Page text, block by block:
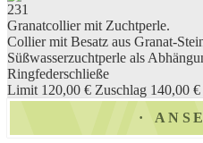
231
Granatcollier mit Zuchtperle.
Collier mit Besatz aus Granat-
Süßwasserzuchtperle als
Ringfederschließe
Limit 120,00 € Zuschlag 140,00 €